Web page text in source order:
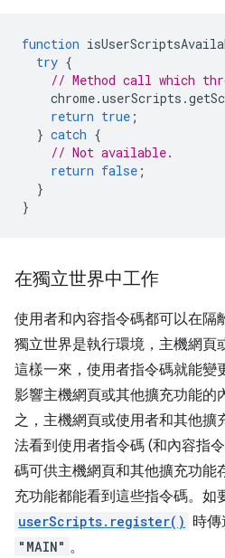
function
try {
// Method call which
chrome.userScripts .
return true ;
} catch {
// Not available.
return false ;
}
}
在獨立世界中工作
使用者和內容指令碼都可以在隔
獨立世界是執行環境，主機網頁
這樣一來，使用者指令碼就能變
影響主機網頁或其他擴充功能的
之，主機網頁或使用者和其他擴
法看到使用者指令碼 (和內容指
碼可供主機網頁和其他擴充功能
充功能都能看到這些指令碼。如
userScripts.register() 時傳
"MAIN" 。